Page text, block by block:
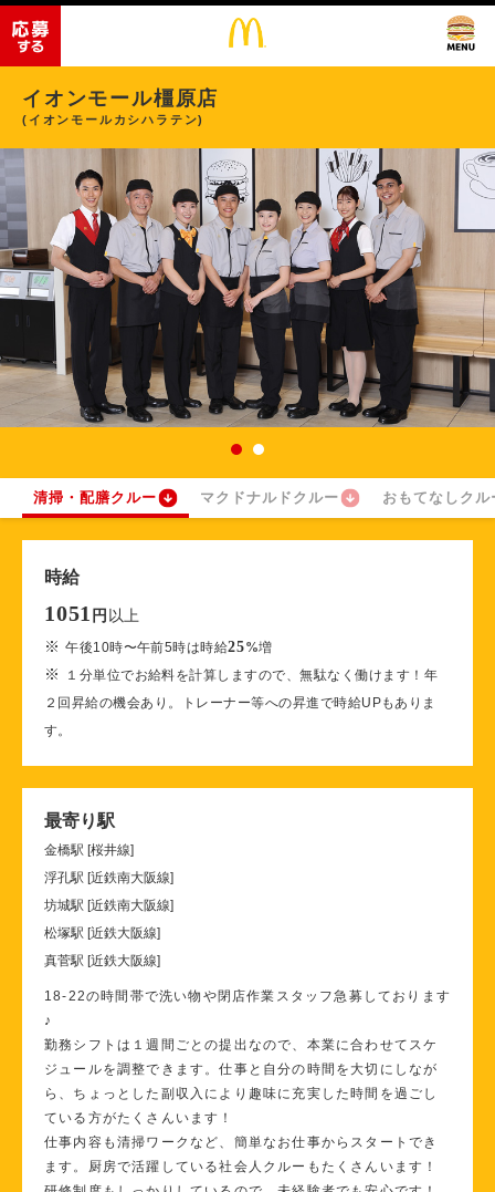
イオンモール橿原店
(イオンモールカシハラテン)
清掃・配膳クルー マクドナルドクルー おもてなしクル
時給
1051 円 以上
※午後10時〜午前5時は時給25%増
※
１分単位でお給料を計算しますので、無駄なく働けます！年
２回昇給の機会あり。トレーナー等への昇進で時給UPもありま
す。
最寄り駅
金橋駅 [桜井線]
浮孔駅 [近鉄南大阪線]
坊城駅 [近鉄南大阪線]
松塚駅 [近鉄大阪線]
真菅駅 [近鉄大阪線]
18-22の時間帯で洗い物や閉店作業スタッフ急募しております
♪
勤務シフトは１週間ごとの提出なので、本業に合わせてスケ
ジュールを調整できます。仕事と自分の時間を大切にしなが
ら、ちょっとした副収入により趣味に充実した時間を過ごし
ている方がたくさんいます！
仕事内容も清掃ワークなど、簡単なお仕事からスタートでき
ます。厨房で活躍している社会人クルーもたくさんいます！